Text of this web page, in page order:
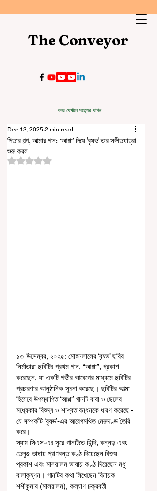
The Conveyor
খবর যেখানে সত্যের যাপন
পিতার গল্প, আত্মার গান: ‘আপ্পা’ দিয়ে 'বৃষভ' তার সঙ্গীতযাত্রা
শুরু করল
Dec 13, 2025 2 min read
Rated NaN out of 5 stars.
১৩ ডিসেম্বর, ২০২৫: মোহনলালের ‘বৃষভ’ ছবির
নির্মাতারা ছবিটির প্রথম গান, “আপ্পা”, প্রকাশ
করেছেন, যা একটি গভীর আবেগের মাধ্যমে ছবিটির
প্রচারণার আনুষ্ঠানিক সূচনা করেছে। ছবিটির আত্মা
হিসেবে উপস্থাপিত ‘আপ্পা’ গানটি বাবা ও ছেলের
মধ্যেকার বিশুদ্ধ ও শাশ্বত বন্ধনকে ধারণ করেছে -
যে সম্পর্কটি ‘বৃষভ’-এর আবেগমথিত মেরুদণ্ড তৈরি
করে।
স্যাম সিএস-এর সুরে গানটিতে হিন্দি, কন্নড় এবং
তেলুগু ভাষায় প্রাণবন্ত কণ্ঠ দিয়েছেন বিজয়
প্রকাশ এবং মালয়ালম ভাষায় কণ্ঠ দিয়েছেন মধু
বালাকৃষ্ণন। গানটির কথা লিখেছেন বিনায়ক
শশীকুমার (মালয়ালম), কল্যাণ চক্রবর্তী